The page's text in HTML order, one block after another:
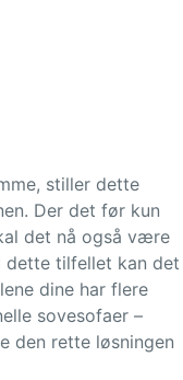
stiller dette
Der det før kun
det nå også være
dette tilfellet kan det
dine har flere
sovesofaer –
den rette løsningen